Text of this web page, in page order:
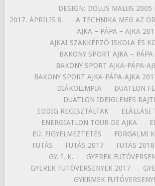
DESIGN: DOLUS MALUS 2005
2017. ÁPRILIS 8.
A TECHNIKA MEG AZ
AJKA – PÁPA – AJKA
AJKAI SZAKKÉPZŐ ISKOLA ÉS
BAKONY SPORT AJKA – PÁPA
BAKONY SPORT AJKA-PÁPA-
BAKONY SPORT AJKA-PÁPA-AJKA
DIÁKOLIMPIA
DUATLON
DUATLON IDEIGLENES
EDDIG REGISZTÁLTAK
ELÁLLÁSI
ENERGIATLON TOUR DE AJKA
EÜ. FIGYELMEZTETÉS
FORGALMI
FUTÁS
FUTÁS 2017 FUTÁS 2018
GY. I. K.
GYEREK
GYEREK FUTÓVERSENYEK 2017
GYERMEK